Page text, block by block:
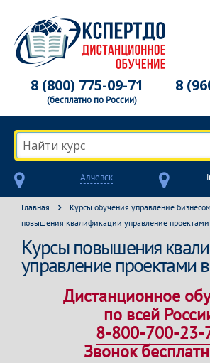
8 (800) 775-09-71
(бесплатно по России)
8
Найти курс
Алчевск
Главная Курсы обучения управление бизнесом
повышения квалификации управление проектами
Курсы повышения
управление проектами
Дистанционное
по всей
8-800-700-23-
Звонок